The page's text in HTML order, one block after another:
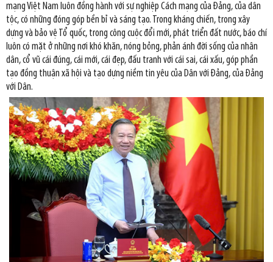
mạng Việt Nam luôn đồng hành với sự nghiệp Cách mạng của Đảng, của dân
tộc, có những đóng góp bền bỉ và sáng tạo. Trong kháng chiến, trong xây
dựng và bảo vệ Tổ quốc, trong công cuộc đổi mới, phát triển đất nước, báo chí
luôn có mặt ở những nơi khó khăn, nóng bỏng, phản ánh đời sống của nhân
dân, cổ vũ cái đúng, cái mới, cái đẹp, đấu tranh với cái sai, cái xấu, góp phần
tạo đồng thuận xã hội và tạo dựng niềm tin yêu của Dân với Đảng, của Đảng
với Dân.